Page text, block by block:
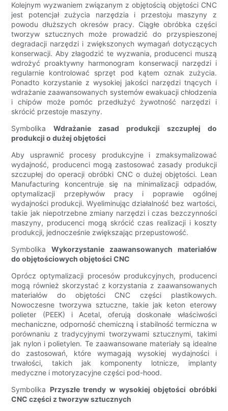
Kolejnym wyzwaniem związanym z objętością objętości CNC
jest potencjał zużycia narzędzia i przestoju maszyny z
powodu dłuższych okresów pracy. Ciągłe obróbka części
tworzyw sztucznych może prowadzić do przyspieszonej
degradacji narzędzi i zwiększonych wymagań dotyczących
konserwacji. Aby złagodzić te wyzwania, producenci muszą
wdrożyć proaktywny harmonogram konserwacji narzędzi i
regularnie kontrolować sprzęt pod kątem oznak zużycia.
Ponadto korzystanie z wysokiej jakości narzędzi tnących i
wdrażanie zaawansowanych systemów ewakuacji chłodzenia
i chipów może pomóc przedłużyć żywotność narzędzi i
skrócić przestoje maszyny.
SymbolikaWdrażanie zasad produkcji szczupłej do
produkcji o dużej objętości
Aby usprawnić procesy produkcyjne i zmaksymalizować
wydajność, producenci mogą zastosować zasady produkcji
szczupłej do operacji obróbki CNC o dużej objętości. Lean
Manufacturing koncentruje się na minimalizacji odpadów,
optymalizacji przepływów pracy i poprawie ogólnej
wydajności produkcji. Wyeliminując działalność bez wartości,
takie jak niepotrzebne zmiany narzędzi i czas bezczynności
maszyny, producenci mogą skrócić czas realizacji i koszty
produkcji, jednocześnie zwiększając przepustowość.
SymbolikaWykorzystanie zaawansowanych materiałów
do objętościowych objętości CNC
Oprócz optymalizacji procesów produkcyjnych, producenci
mogą również skorzystać z korzystania z zaawansowanych
materiałów do objętości CNC części plastikowych.
Nowoczesne tworzywa sztuczne, takie jak keton eterowy
polieter (PEEK) i Acetal, oferują doskonałe właściwości
mechaniczne, odporność chemiczną i stabilność termiczna w
porównaniu z tradycyjnymi tworzywami sztucznymi, takimi
jak nylon i polietylen. Te zaawansowane materiały są idealne
do zastosowań, które wymagają wysokiej wydajności i
trwałości, takich jak komponenty lotnicze, implanty
medyczne i motoryzacyjne części pod-hood.
Symbolika Przyszłe trendy w wysokiej objętości obróbki
CNC części z tworzyw sztucznych